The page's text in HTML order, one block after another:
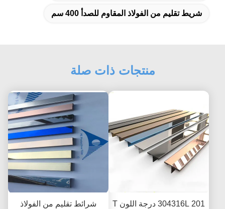
شريط تقليم من الفولاذ المقاوم للصدأ 400 سم
منتجات ذات صلة
304316L 201 درجة اللون T
شرائط تقليم من الفولاذ